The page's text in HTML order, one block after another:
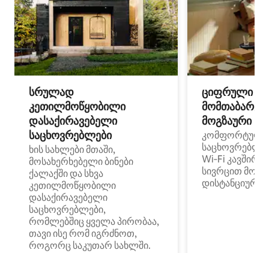
სრულად
კეთილმოწყობილი
დასაქირავებელი
საცხოვრებლები
ხის სახლები მთაში,
მოსახერხებელი ბინები
ქალაქში და სხვა
კეთილმოწყობილი
დასაქირავებელი
საცხოვრებლები,
რომლებშიც ყველა პირობაა,
თავი ისე რომ იგრძნოთ,
როგორც საკუთარ სახლში.
ციფრული
მოგზაური
კომფორტული
Wi‑Fi
სივრცით
დისტანციური